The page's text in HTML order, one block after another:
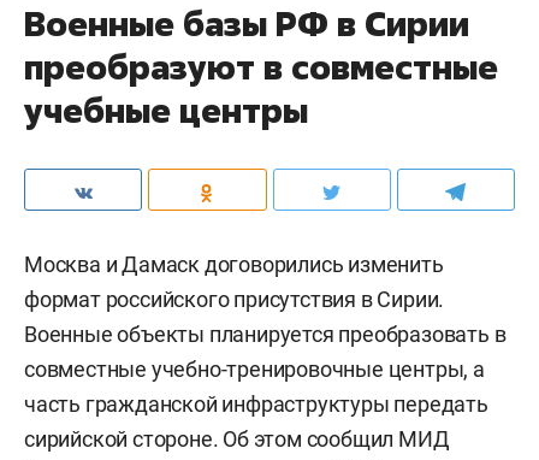
Военные базы РФ в Сирии
преобразуют в совместные
учебные центры
Москва и Дамаск договорились изменить
формат российского присутствия в Сирии.
Военные объекты планируется преобразовать в
совместные учебно-тренировочные центры, а
часть гражданской инфраструктуры передать
сирийской стороне. Об этом сообщил МИД